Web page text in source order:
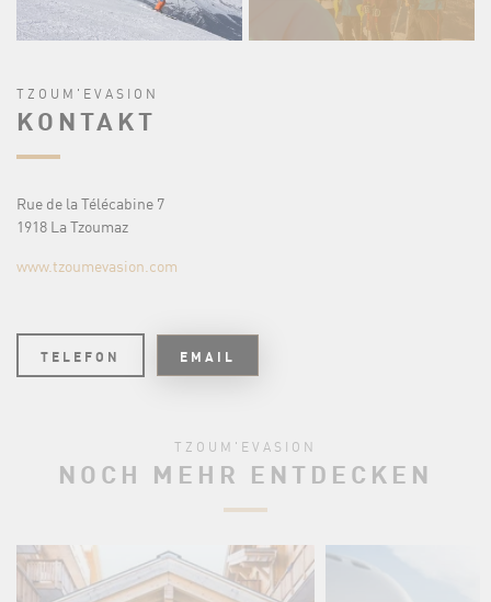
TZOUM'EVASION
KONTAKT
Rue de la Télécabine 7
1918 La Tzoumaz
www.tzoumevasion.com
TELEFON EMAIL
TZOUM'EVASION
NOCH MEHR ENTDECKEN